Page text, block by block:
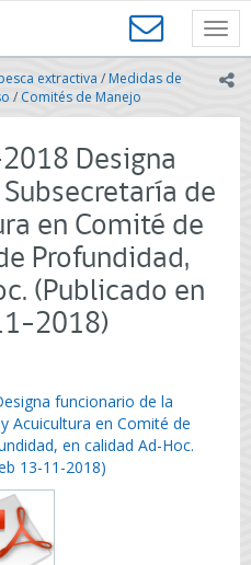
extractiva / Medidas de
/ Comités de Manejo
Designa
de
en Comité de
Profundidad,
(Publicado en
2018)
funcionario de la
Acuicultura en Comité de
en calidad Ad-Hoc.
13-11-2018)